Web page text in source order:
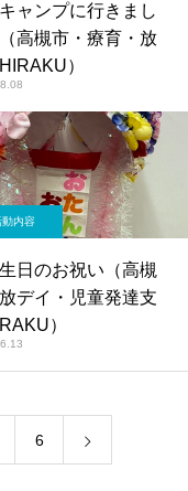
ャンプに行きまし
高槻市・療育・放
）
動内容
日のお祝い（高槻
デイ・児童発達支
）
6